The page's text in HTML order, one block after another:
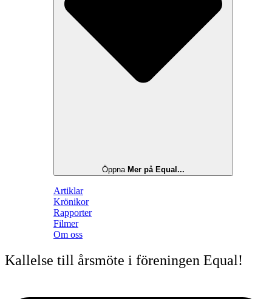
Öppna Mer på Equal...
Artiklar
Krönikor
Rapporter
Filmer
Om oss
Kallelse till årsmöte i föreningen Equal!